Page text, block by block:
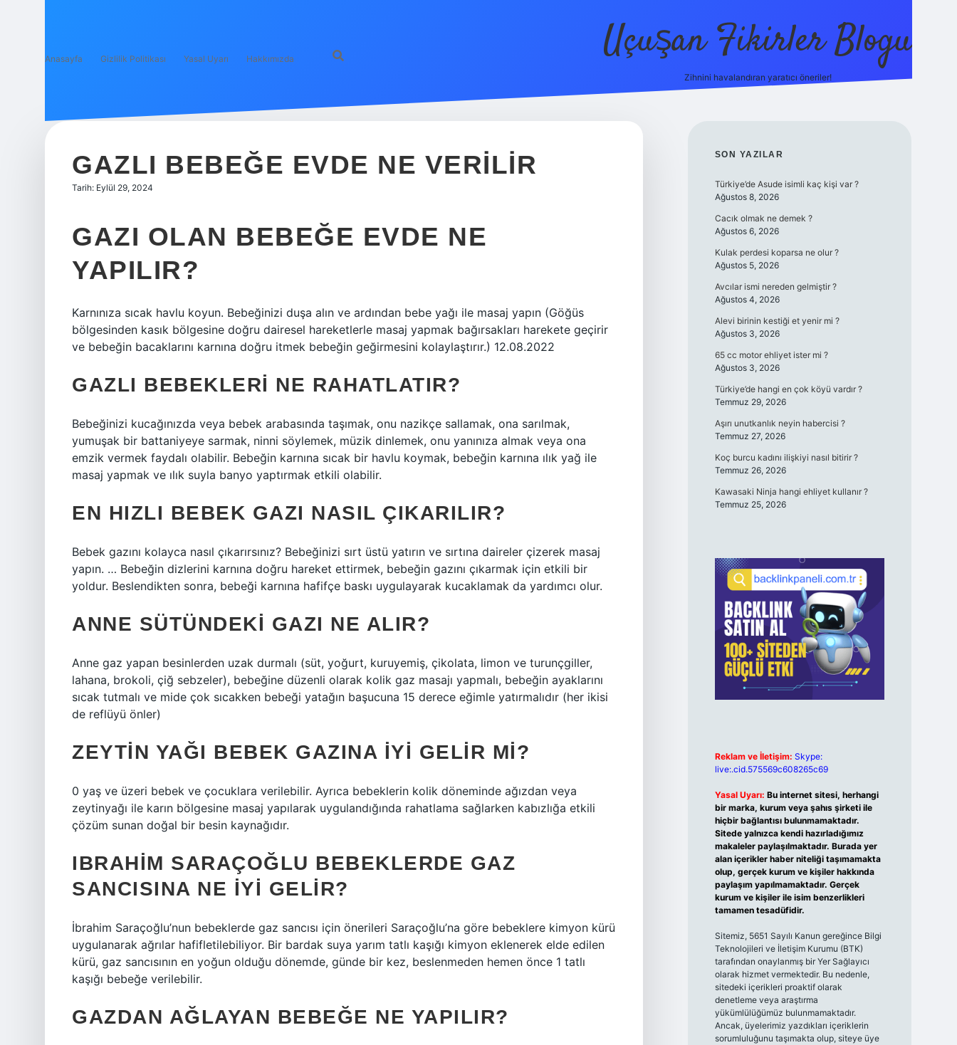
Anasayfa Gizlilik Politikası Yasal Uyarı Hakkımızda Uçuşan Fikirler Blogu
Zihnini havalandıran yaratıcı öneriler!
GAZLI BEBEĞE EVDE NE VERILIR
Tarih: Eylül 29, 2024
GAZI OLAN BEBEĞE EVDE NE
YAPILIR?
Karnınıza sıcak havlu koyun. Bebeğinizi duşa alın ve ardından bebe yağı ile masaj yapın (Göğüs
bölgesinden kasık bölgesine doğru dairesel hareketlerle masaj yapmak bağırsakları harekete geçirir
ve bebeğin bacaklarını karnına doğru itmek bebeğin geğirmesini kolaylaştırır.) 12.08.2022
GAZLI BEBEKLERI NE RAHATLATIR?
Bebeğinizi kucağınızda veya bebek arabasında taşımak, onu nazikçe sallamak, ona sarılmak,
yumuşak bir battaniyeye sarmak, ninni söylemek, müzik dinlemek, onu yanınıza almak veya ona
emzik vermek faydalı olabilir. Bebeğin karnına sıcak bir havlu koymak, bebeğin karnına ılık yağ ile
masaj yapmak ve ılık suyla banyo yaptırmak etkili olabilir.
EN HIZLI BEBEK GAZI NASIL ÇIKARILIR?
Bebek gazını kolayca nasıl çıkarırsınız? Bebeğinizi sırt üstü yatırın ve sırtına daireler çizerek masaj
yapın. … Bebeğin dizlerini karnına doğru hareket ettirmek, bebeğin gazını çıkarmak için etkili bir
yoldur. Beslendikten sonra, bebeği karnına hafifçe baskı uygulayarak kucaklamak da yardımcı olur.
ANNE SÜTÜNDEKI GAZI NE ALIR?
Anne gaz yapan besinlerden uzak durmalı (süt, yoğurt, kuruyemiş, çikolata, limon ve turunçgiller,
lahana, brokoli, çiğ sebzeler), bebeğine düzenli olarak kolik gaz masajı yapmalı, bebeğin ayaklarını
sıcak tutmalı ve mide çok sıcakken bebeği yatağın başucuna 15 derece eğimle yatırmalıdır (her ikisi
de reflüyü önler)
ZEYTIN YAĞI BEBEK GAZINA IYI GELIR MI?
0 yaş ve üzeri bebek ve çocuklara verilebilir. Ayrıca bebeklerin kolik döneminde ağızdan veya
zeytinyağı ile karın bölgesine masaj yapılarak uygulandığında rahatlama sağlarken kabızlığa etkili
çözüm sunan doğal bir besin kaynağıdır.
IBRAHIM SARAÇOĞLU BEBEKLERDE GAZ
SANCISINA NE IYI GELIR?
İbrahim Saraçoğlu’nun bebeklerde gaz sancısı için önerileri Saraçoğlu’na göre bebeklere kimyon kürü
uygulanarak ağrılar hafifletilebiliyor. Bir bardak suya yarım tatlı kaşığı kimyon eklenerek elde edilen
kürü, gaz sancısının en yoğun olduğu dönemde, günde bir kez, beslenmeden hemen önce 1 tatlı
kaşığı bebeğe verilebilir.
GAZDAN AĞLAYAN BEBEĞE NE YAPILIR?
SIDEBAR
SON YAZILAR
Türkiye’de Asude isimli kaç kişi var ?
Ağustos 8, 2026
Cacık olmak ne demek ?
Ağustos 6, 2026
Kulak perdesi koparsa ne olur ?
Ağustos 5, 2026
Avcılar ismi nereden gelmiştir ?
Ağustos 4, 2026
Alevi birinin kestiği et yenir mi ?
Ağustos 3, 2026
65 cc motor ehliyet ister mi ?
Ağustos 3, 2026
Türkiye’de hangi en çok köyü vardır ?
Temmuz 29, 2026
Aşırı unutkanlık neyin habercisi ?
Temmuz 27, 2026
Koç burcu kadını ilişkiyi nasıl bitirir ?
Temmuz 26, 2026
Kawasaki Ninja hangi ehliyet kullanır ?
Temmuz 25, 2026
Reklam ve İletişim: Skype:
live:.cid.575569c608265c69
Yasal Uyarı: Bu internet sitesi, herhangi
bir marka, kurum veya şahıs şirketi ile
hiçbir bağlantısı bulunmamaktadır.
Sitede yalnızca kendi hazırladığımız
makaleler paylaşılmaktadır. Burada yer
alan içerikler haber niteliği taşımamakta
olup, gerçek kurum ve kişiler hakkında
paylaşım yapılmamaktadır. Gerçek
kurum ve kişiler ile isim benzerlikleri
tamamen tesadüfidir.
Sitemiz, 5651 Sayılı Kanun gereğince Bilgi
Teknolojileri ve İletişim Kurumu (BTK)
tarafından onaylanmış bir Yer Sağlayıcı
olarak hizmet vermektedir. Bu nedenle,
sitedeki içerikleri proaktif olarak
denetleme veya araştırma
yükümlülüğümüz bulunmamaktadır.
Ancak, üyelerimiz yazdıkları içeriklerin
sorumluluğunu taşımakta olup, siteye üye